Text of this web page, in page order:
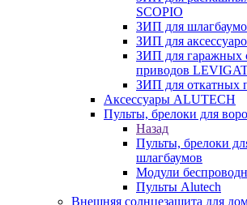
SCOPIO
ЗИП для
ЗИП для
ЗИП для гаражных
приводов
ЗИП для откатных
Аксессуары ALUTECH
Пульты, брелоки для
Назад
Пульты, брелоки
шлагбаумов
Модули
Пульты Alutech
Внешняя солнцезащита для